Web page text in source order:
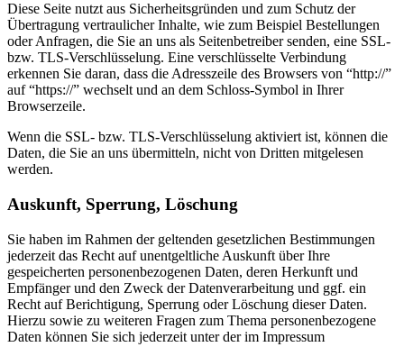
Diese Seite nutzt aus Sicherheitsgründen und zum Schutz der
Übertragung vertraulicher Inhalte, wie zum Beispiel Bestellungen
oder Anfragen, die Sie an uns als Seitenbetreiber senden, eine SSL-
bzw. TLS-Verschlüsselung. Eine verschlüsselte Verbindung
erkennen Sie daran, dass die Adresszeile des Browsers von “http://”
auf “https://” wechselt und an dem Schloss-Symbol in Ihrer
Browserzeile.
Wenn die SSL- bzw. TLS-Verschlüsselung aktiviert ist, können die
Daten, die Sie an uns übermitteln, nicht von Dritten mitgelesen
werden.
Auskunft, Sperrung, Löschung
Sie haben im Rahmen der geltenden gesetzlichen Bestimmungen
jederzeit das Recht auf unentgeltliche Auskunft über Ihre
gespeicherten personenbezogenen Daten, deren Herkunft und
Empfänger und den Zweck der Datenverarbeitung und ggf. ein
Recht auf Berichtigung, Sperrung oder Löschung dieser Daten.
Hierzu sowie zu weiteren Fragen zum Thema personenbezogene
Daten können Sie sich jederzeit unter der im Impressum